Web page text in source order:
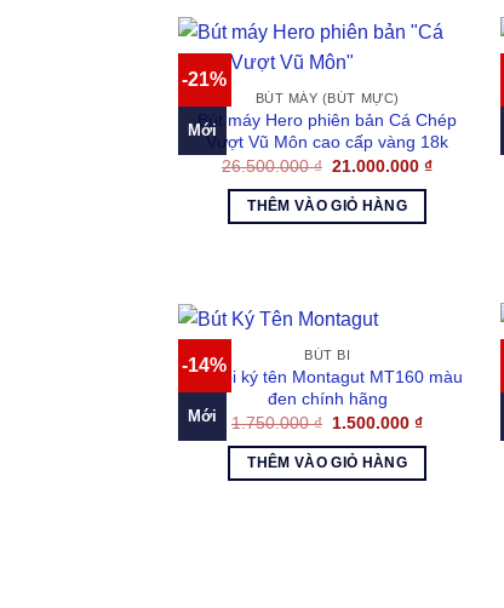
-21%
Mới
BÚT MÁY (BÚT MỰC)
Bút máy Hero phiên bản Cá Chép
Vượt Vũ Môn cao cấp vàng 18k
26.500.000₫ Giá
là:
26.500.000 ₫.
21.000.000₫Giá
THÊM VÀO GIỎ HÀNG
-14%
Mới
BÚT BI
Bút bi ký tên Montagut MT160 màu
đen chính hãng
1.750.000₫ Giá
là:
1.750.000 ₫.
1.500.000₫Giá
THÊM VÀO GIỎ HÀNG